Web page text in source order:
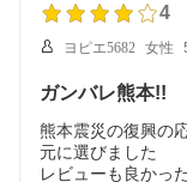
4
ヨピエ5682 女性
ガンバレ熊本!!
熊本震災の復興の
元に選びました
レビューも良かっ